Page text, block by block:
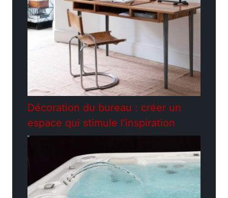
Décoration du bureau : créer un
espace qui stimule l’inspiration